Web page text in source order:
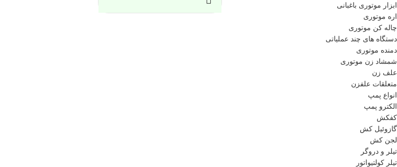
ابزار موتوری باغبانی
اره موتوری
چاله کن موتوری
دستگاه های چند عملیاتی
دمنده موتوری
شمشاد زن موتوری
علف زن
متعلقات علفزن
انواع پمپ
الکترو پمپ
کفکش
گازوئیل کش
لجن کش
تیلر و دروگر
تیلر کولتیواتور